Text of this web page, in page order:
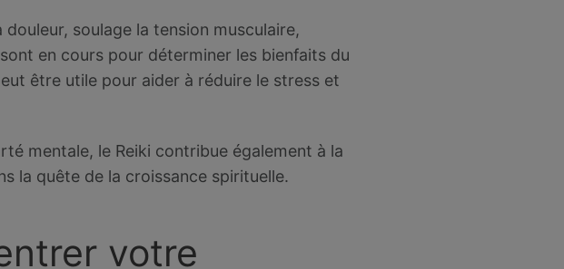
soulage la tension musculaire,
en cours pour déterminer les bienfaits du
être utile pour aider à réduire le stress et
mentale, le Reiki contribue également à la
la quête de la croissance spirituelle.
votre